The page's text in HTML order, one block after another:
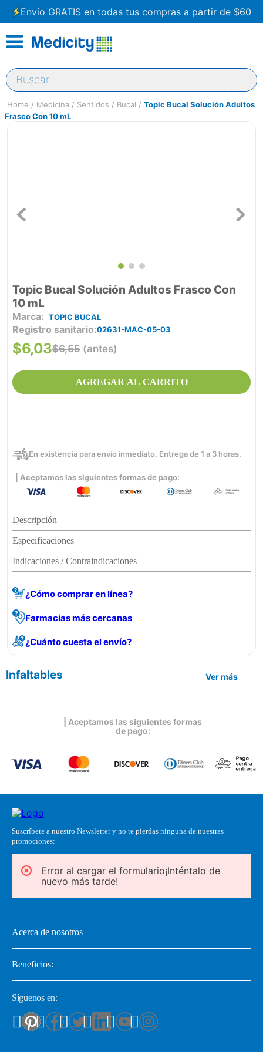
Envío GRATIS en todas tus compras a partir de $60
Buscar
Medicina Sentidos Bucal
Topic Bucal Solución Adultos
Frasco Con 10 mL
Topic Bucal Solución Adultos Frasco Con
10 mL
TOPIC BUCAL
Registro sanitario 02631-MAC-05-03
$6,55 (antes)
$6,03
AGREGAR AL CARRITO
En existencia para envío inmediato. Entrega de 1 a 3 horas.
| Aceptamos las siguientes formas de pago:
Descripción
Especificaciones
Indicaciones / Contraindicaciones
¿Cómo comprar en línea?
Farmacias más cercanas
¿Cuánto cuesta el envío?
Infaltables Ver más
| Aceptamos las siguientes formas
de pago:
Suscríbete a nuestro Newsletter y no te pierdas ninguna de nuestras
promociones:
Error al cargar el formulario¡Inténtalo de
nuevo más tarde!
Acerca de nosotros
Beneficios:
Síguenos en: